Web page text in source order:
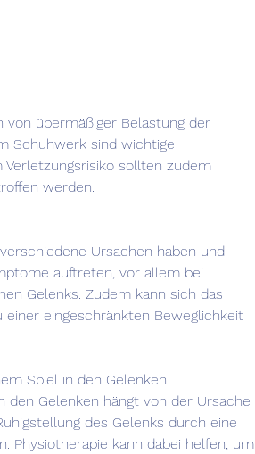
Schuhwerk sind wichtige
sollten zudem
werden.
Ursachen haben und
auftreten, vor allem bei
Gelenks. Zudem kann sich das
einer eingeschränkten Beweglichkeit
Spiel in den Gelenken
den Gelenken hängt von der Ursache
des Gelenks durch eine
Physiotherapie kann dabei helfen, um